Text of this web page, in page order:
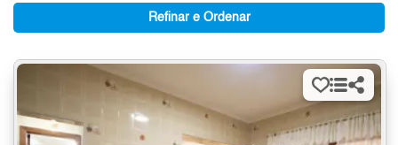
Refinar e Ordenar